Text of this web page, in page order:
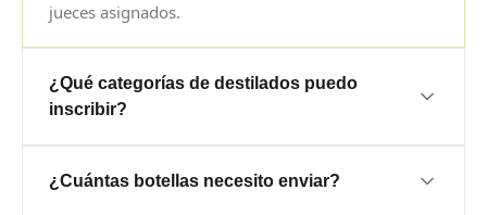
jueces asignados.
¿Qué categorías de destilados puedo
inscribir?
y otros destilados de agave. Cada categoría tiene
¿Cuántas botellas necesito enviar?